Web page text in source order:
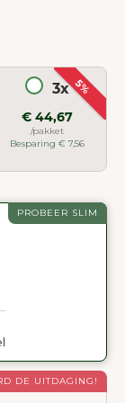
5%
3x
€ 44,67
/pakket
Besparing € 7,56
DE UITDAGING!
PROBEER SLIM